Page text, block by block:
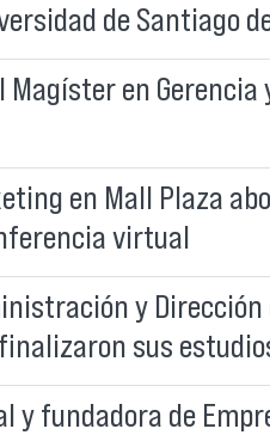
de Santiago
Magíster en
en Mall Plaza
virtual
y Dirección
sus
y fundadora de